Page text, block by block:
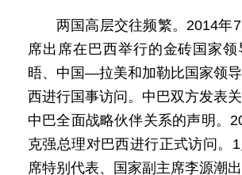
两国高层交往频繁。2014年
席出席在巴西举行的金砖国家
晤、中国—拉美和加勒比国家领
西进行国事访问。中巴双方发表
中巴全面战略伙伴关系的声明。
克强总理对巴西进行正式访问。
席特别代表、国家副主席李源潮